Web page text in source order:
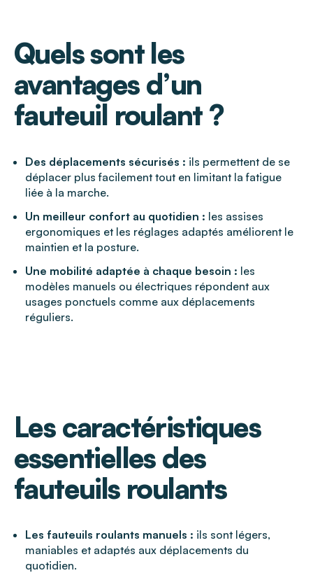
Quels sont les
avantages d’un
fauteuil roulant ?
Des déplacements sécurisés : ils permettent de se
déplacer plus facilement tout en limitant la fatigue
liée à la marche.
Un meilleur confort au quotidien : les assises
ergonomiques et les réglages adaptés améliorent le
maintien et la posture.
Une mobilité adaptée à chaque besoin : les
modèles manuels ou électriques répondent aux
usages ponctuels comme aux déplacements
réguliers.
Les caractéristiques
essentielles des
fauteuils roulants
Les fauteuils roulants manuels : ils sont légers,
maniables et adaptés aux déplacements du
quotidien.